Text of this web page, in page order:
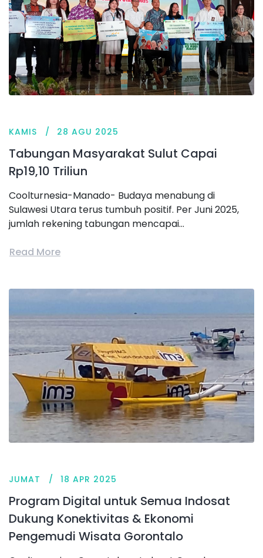
KAMIS 28 AGU 2025
Tabungan Masyarakat Sulut Capai
Rp19,10 Triliun
Coolturnesia-Manado- Budaya menabung di
Sulawesi Utara terus tumbuh positif. Per Juni 2025,
jumlah rekening tabungan mencapai...
Read More
JUMAT 18 APR 2025
Program Digital untuk Semua Indosat
Dukung Konektivitas & Ekonomi
Pengemudi Wisata Gorontalo